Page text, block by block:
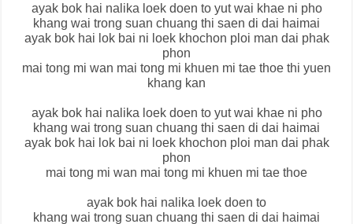
ayak bok hai nalika loek doen to yut wai khae ni pho
khang wai trong suan chuang thi saen di dai haimai
ayak bok hai lok bai ni loek khochon ploi man dai phak
phon
mai tong mi wan mai tong mi khuen mi tae thoe thi yuen
khang kan
ayak bok hai nalika loek doen to yut wai khae ni pho
khang wai trong suan chuang thi saen di dai haimai
ayak bok hai lok bai ni loek khochon ploi man dai phak
phon
mai tong mi wan mai tong mi khuen mi tae thoe
ayak bok hai nalika loek doen to
khang wai trong suan chuang thi saen di dai haimai